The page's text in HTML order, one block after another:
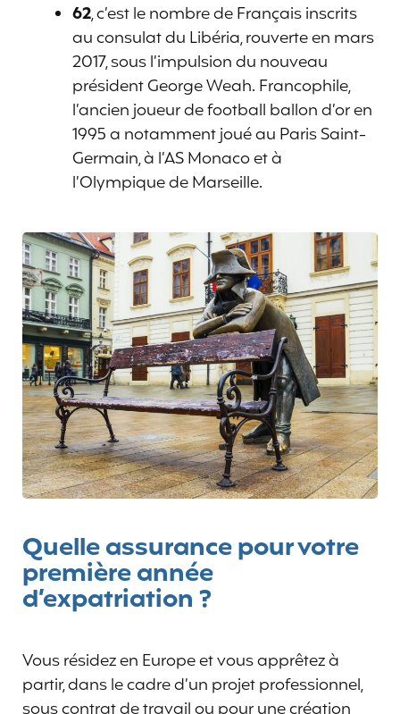
62, c’est le nombre de Français inscrits
au consulat du Libéria, rouverte en mars
2017, sous l’impulsion du nouveau
président George Weah. Francophile,
l’ancien joueur de football ballon d’or en
1995 a notamment joué au Paris Saint-
Germain, à l’AS Monaco et à
l’Olympique de Marseille.
Quelle assurance pour votre
première année
d’expatriation ?
Vous résidez en Europe et vous apprêtez à
partir, dans le cadre d’un projet professionnel,